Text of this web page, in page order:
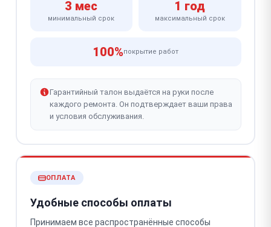
3 мес
минимальный срок
1 год
максимальный срок
100%покрытие работ
Гарантийный талон выдаётся на руки после
каждого ремонта. Он подтверждает ваши права
и условия обслуживания.
ОПЛАТА
Удобные способы оплаты
Принимаем все распространённые способы